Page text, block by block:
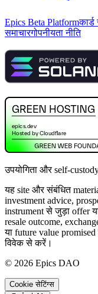
Epics Beta Platform
समाचारगोपनीयता नीति
उपयोगिता और self-
यह site और संबंधित
investment advice,
instrument से जुड़ा offer
resale outcome,
या future value
विवेक से करें।
© 2026 Epics DAO
Cookie सेटिंग्स